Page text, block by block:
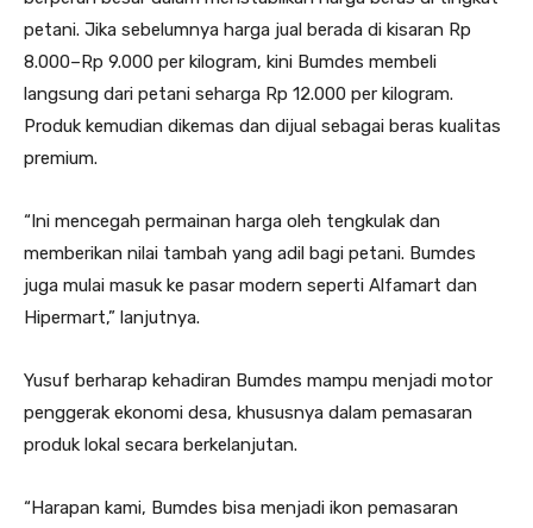
petani. Jika sebelumnya harga jual berada di kisaran Rp
8.000–Rp 9.000 per kilogram, kini Bumdes membeli
langsung dari petani seharga Rp 12.000 per kilogram.
Produk kemudian dikemas dan dijual sebagai beras kualitas
premium.
“Ini mencegah permainan harga oleh tengkulak dan
memberikan nilai tambah yang adil bagi petani. Bumdes
juga mulai masuk ke pasar modern seperti Alfamart dan
Hipermart,” lanjutnya.
Yusuf berharap kehadiran Bumdes mampu menjadi motor
penggerak ekonomi desa, khususnya dalam pemasaran
produk lokal secara berkelanjutan.
“Harapan kami, Bumdes bisa menjadi ikon pemasaran